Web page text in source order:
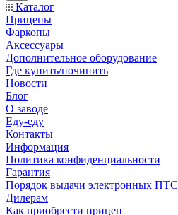
Каталог
Прицепы
Фаркопы
Аксессуары
Дополнительное оборудование
Где купить/починить
Новости
Блог
О заводе
Еду-еду
Контакты
Информация
Политика конфиденциальности
Гарантия
Порядок выдачи электронных ПТС
Дилерам
Как приобрести прицеп